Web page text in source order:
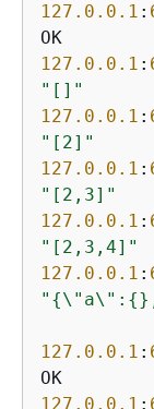
127.0 .0 .1 :
127.0 .0 .1 :
"[]"
127.0 .0 .1 :
"[2]"
127.0 .0 .1 :
"[2,3]"
127.0 .0 .1 :
"[2,3,4]"
127.0 .0 .1 :
" {\"a\": {
127.0 .0 .1 :
127.0 .0 .1 :